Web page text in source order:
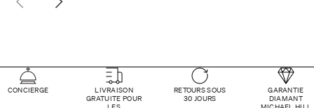
CONCIERGE
LIVRAISON
GRATUITE POUR
RETOURS SOUS
30 JOURS
GARANTIE
DIAMANT